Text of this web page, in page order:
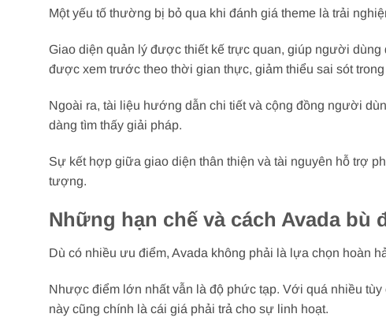
Một yếu tố thường bị bỏ qua khi đánh giá theme là trải
Giao diện quản lý được thiết kế trực quan, giúp người
được xem trước theo thời gian thực, giảm thiểu sai sót trong
Ngoài ra, tài liệu hướng dẫn chi tiết và cộng đồng người
dàng tìm thấy giải pháp.
Sự kết hợp giữa giao diện thân thiện và tài nguyên hỗ trợ
tượng.
Những hạn chế và cách Avada bù
Dù có nhiều ưu điểm, Avada không phải là lựa chọn hoàn
Nhược điểm lớn nhất vẫn là độ phức tạp. Với quá nhiều
này cũng chính là cái giá phải trả cho sự linh hoạt.